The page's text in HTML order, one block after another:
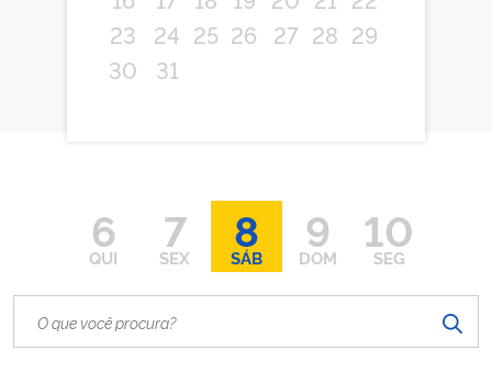
23
24 25 26 27 28 29
30
31
6
QUI
7
SEX
8
SÁB
9
DOM
10
SEG